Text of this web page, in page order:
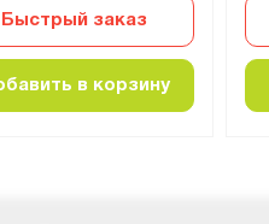
Быстрый заказ
в корзину